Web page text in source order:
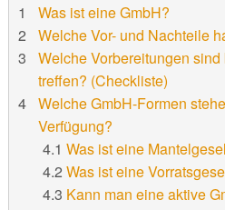
Was ist eine GmbH?
Welche Vor- und Nachteile
Welche Vorbereitungen
treffen? (Checkliste)
Welche GmbH-Formen
Verfügung?
Was ist eine
Was ist eine
Kann man eine aktive